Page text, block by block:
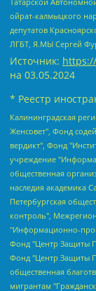
ойрат-калмыцкого
депутатов
ЛГБТ, Я.МЫ Сергей
Источник:
на 03.05.2024
* Реестр
Калининградская региональная общественная организация "Экозащита!-Женсовет", Фонд содействия защите прав и свобод граждан "Общественный вердикт", Фонд "Институт Развития Свободы Информации", Частное учреждение "Информационное агентство МЕМО. РУ", Региональная общественная организация "Общественная комиссия по сохранению наследия академика Сахарова", Фонд поддержки свободы прессы, Санкт-Петербургская общественная правозащитная организация "Гражданский контроль", Межрегиональная общественная организация "Информационно-просветительский центр "Мемориал", Региональный Фонд "Центр Защиты Прав Средств Массовой Информации", с 05.12.2023 Фонд "Центр Защиты Прав Средств массовой информации", Региональная общественная благотворительная организация помощи беженцам и мигрантам "Гражданское содействие", Негосударственное образовательное учреждение дополнительного профессионального образования (повышение квалификации) специалистов "АКАДЕМИЯ ПО ПРАВАМ ЧЕЛОВЕКА", Свердловская региональная общественная организация "Сутяжник", Автономная некоммерческая организация "Центр независимых социологических исследований", Союз общественных объединений "Российский исследовательский центр по правам человека", Региональное общественное учреждение научно-информационный центр "МЕМОРИАЛ", Некоммерческая организация "Фонд защиты гласности", Автономная некоммерческая организация "Институт прав человека", Городская общественная организация "Екатеринбургское общество "МЕМОРИАЛ", Городская общественная организация "Рязанское историко-просветительское и правозащитное общество "Мемориал" (Рязанский Мемориал), Челябинский региональный орган общественной самодеятельности – женское общественное объединение "Женщины Евразии", Челябинский региональный орган общественной самодеятельности "Уральская правозащитная группа", Фонд содействия защите здоровья и социальной справедливости имени Андрея Рылькова, Автономная Некоммерческая Организация "Аналитический Центр Юрия Левады", Автономная некоммерческая организация социальной поддержки населения "Проект Апрель", Региональная общественная организация помощи женщинам и детям, находящимся в кризисной ситуации "Информационно-методический центр "Анна", Фонд содействия развитию массовых коммуникаций и правовому просвещению "Так-так-Так", Фонд содействия устойчивому развитию "Серебряная тайга", Свердловский региональный общественный фонд социальных проектов "Новое время", "Idel.Реалии", Кавказ.Реалии, Крым.Реалии, Телеканал Настоящее Время, Татаро-башкирская служба Радио Свобода (Azatliq Radiosi), Радио Свободная Европа/Радио Свобода (PCE/PC), "Сибирь.Реалии", "Фактограф", Благотворительный фонд помощи осужденным и их семьям, Автономная некоммерческая организация "Институт глобализации и социальных движений", Фонд "В защиту прав заключенных", Частное учреждение "Центр поддержки и содействия развитию средств массовой информации", Пензенский региональный общественный